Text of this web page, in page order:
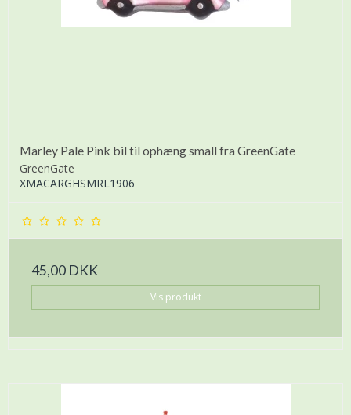
Marley Pale Pink bil til ophæng small fra GreenGate
GreenGate
XMACARGHSMRL1906
45,00 DKK
Vis produkt